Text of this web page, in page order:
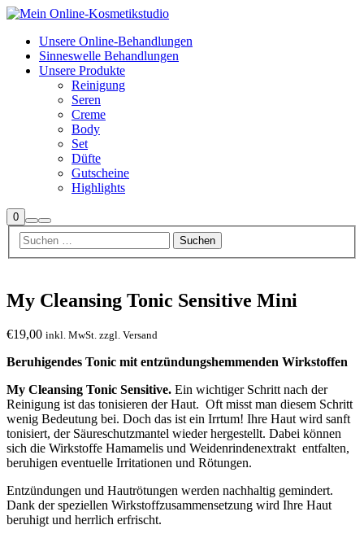
Unsere Online-Behandlungen
Sinneswelle Behandlungen
Unsere Produkte
Reinigung
Seren
Creme
Body
Set
Düfte
Gutscheine
Highlights
0Seitenleiste
ShopSuchen
Hauptmenü
My Cleansing Tonic Sensitive Mini
€19,00 inkl. MwSt. zzgl. Versand
Beruhigendes Tonic mit entzündungshemmenden Wirkstoffen
My Cleansing Tonic Sensitive. Ein wichtiger Schritt nach der
Reinigung ist das tonisieren der Haut. Oft misst man diesem Schritt
wenig Bedeutung bei. Doch das ist ein Irrtum! Ihre Haut wird sanft
tonisiert, der Säureschutzmantel wieder hergestellt. Dabei können
sich die Wirkstoffe Hamamelis und Weidenrindenextrakt entfalten,
beruhigen eventuelle Irritationen und Rötungen.
Entzündungen und Hautrötungen werden nachhaltig gemindert.
Dank der speziellen Wirkstoffzusammensetzung wird Ihre Haut
beruhigt und herrlich erfrischt.